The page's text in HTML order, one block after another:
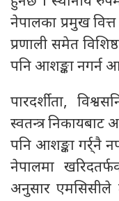
नेपालका प्रमुख
प्रणाली समेत
पनि आशङ्का नगर्न
पारदर्शीता,
स्वतन्त्र
पनि आशङ्का गर्र्नै
नेपालमा
अनुसार एमसिसीले